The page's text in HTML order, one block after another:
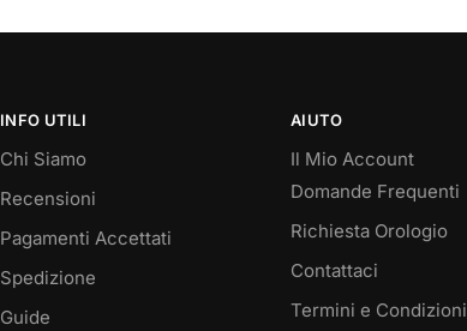
INFO UTILI
Chi Siamo
Recensioni
Pagamenti Accettati
Spedizione
Guide
AIUTO
Il Mio Account
Domande Frequenti
Richiesta Orologio
Contattaci
Termini e Condizioni